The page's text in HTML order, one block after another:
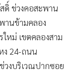
ดิ์ ช่วงคอสะพาน
านข้ามคลอง
หม่ เขตคลองสาม
ง 24-ถนน
วงบริเวณปากซอย